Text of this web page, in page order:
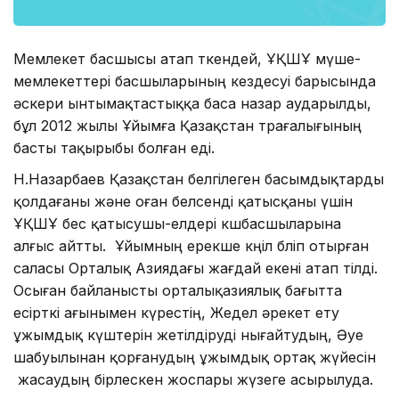
Мемлекет басшысы атап өткендей, ҰҚШҰ мүше-
мемлекеттері басшыларының кездесуі барысында
әскери ынтымақтастыққа баса назар аударылды,
бұл 2012 жылы Ұйымға Қазақстан төрағалығының
басты тақырыбы болған еді.
Н.Назарбаев Қазақстан белгілеген басымдықтарды
қолдағаны және оған белсенді қатысқаны үшін
ҰҚШҰ бес қатысушы-елдері көшбасшыларына
алғыс айтты. Ұйымның ерекше көңіл бөліп отырған
саласы Орталық Азиядағы жағдай екені атап өтілді.
Осыған байланысты орталықазиялық бағытта
есірткі ағынымен күрестің, Жедел әрекет ету
ұжымдық күштерін жетілдіруді нығайтудың, Әуе
шабуылынан қорғанудың ұжымдық ортақ жүйесін
жасаудың бірлескен жоспары жүзеге асырылуда.